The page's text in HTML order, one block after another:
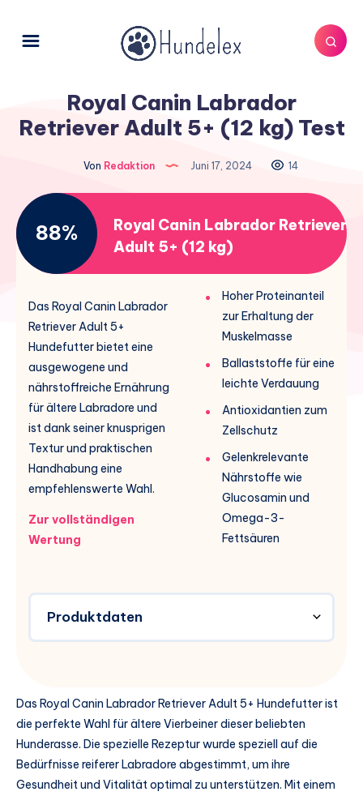
Royal Canin Labrador
Retriever Adult 5+ (12 kg) Test
Von Redaktion Juni 17, 2024 14
88%
Royal Canin Labrador Retriever
Adult 5+ (12 kg)
Das Royal Canin Labrador
Retriever Adult 5+
Hundefutter bietet eine
ausgewogene und
nährstoffreiche Ernährung
für ältere Labradore und
ist dank seiner knusprigen
Textur und praktischen
Handhabung eine
empfehlenswerte Wahl.
Zur vollständigen
Wertung
Hoher Proteinanteil
zur Erhaltung der
Muskelmasse
Ballaststoffe für eine
leichte Verdauung
Antioxidantien zum
Zellschutz
Gelenkrelevante
Nährstoffe wie
Glucosamin und
Omega-3-
Fettsäuren
Produktdaten
Das Royal Canin Labrador Retriever Adult 5+ Hundefutter ist
die perfekte Wahl für ältere Vierbeiner dieser beliebten
Hunderasse. Die spezielle Rezeptur wurde speziell auf die
Bedürfnisse reiferer Labradore abgestimmt, um ihre
Gesundheit und Vitalität optimal zu unterstützen. Mit einem